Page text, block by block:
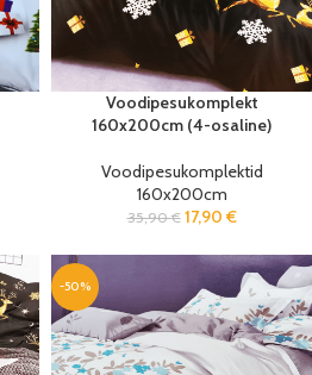
Voodipesukomplekt
160x200cm (4-osaline)
Voodipesukomplektid
160x200cm
35,90€ 17,90 €
-50%